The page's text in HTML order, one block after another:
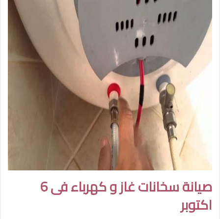
صيانة سخانات غاز و كهرباء فى 6
اكتوبر